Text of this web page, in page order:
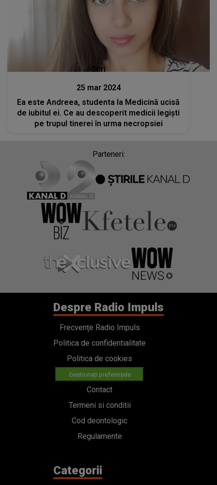
Stiri
25 mar 2024
Ea este Andreea, studenta la Medicină ucisă
de iubitul ei. Ce au descoperit medicii legiști
pe trupul tinerei în urma necropsiei
Parteneri:
Despre Radio Impuls
Frecvențe Radio Impuls
Politica de confidentialitate
Politica de cookies
Gestionați preferințele
Contact
Termeni si conditii
Cod deontologic
Regulamente
Categorii